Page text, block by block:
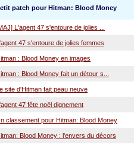
patch pour Hitman: Blood Money
L'agent 47 s'entoure de jolies ...
47 s'entoure de jolies femmes
: Blood Money en images
: Blood Money fait un détour s...
site d'Hitman fait peau neuve
47 fête noël dignement
classement pour Hitman: Blood Money
Blood Money : l'envers du décors